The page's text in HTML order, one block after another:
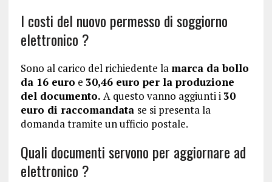
I costi del nuovo permesso di soggiorno
elettronico ?
Sono al carico del richiedente la marca da bollo
da 16 euro e 30,46 euro per la produzione
del documento. A questo vanno aggiunti i30
euro di raccomandata se si presenta la
domanda tramite un ufficio postale.
Quali documenti servono per aggiornare ad
elettronico ?